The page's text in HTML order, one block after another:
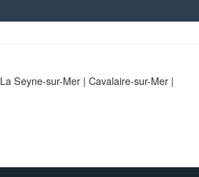
La Seyne-sur-Mer | Cavalaire-sur-Mer |